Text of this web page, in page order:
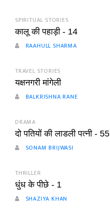
SPIRITUAL STORIES
कालू की पहाड़ी - 14
RAAHULL SHARMA
TRAVEL STORIES
यक्षनगरी मांगेली
BALKRISHNA RANE
DRAMA
दो पतियों की लाडली पत्नी - 55
SONAM BRIJWASI
THRILLER
धुंध के पीछे - 1
SHAZIYA KHAN